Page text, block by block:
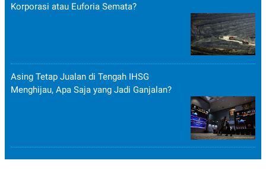
Korporasi atau Euforia Semata?
Asing Tetap Jualan di Tengah IHSG
Menghijau, Apa Saja yang Jadi Ganjalan?